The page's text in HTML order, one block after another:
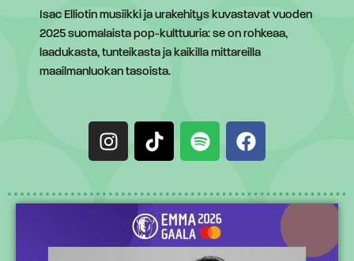
Isac Elliotin musiikki ja urakehitys kuvastavat vuoden
2025 suomalaista pop-kulttuuria: se on rohkeaa,
laadukasta, tunteikasta ja kaikilla mittareilla
maailmanluokan tasoista.